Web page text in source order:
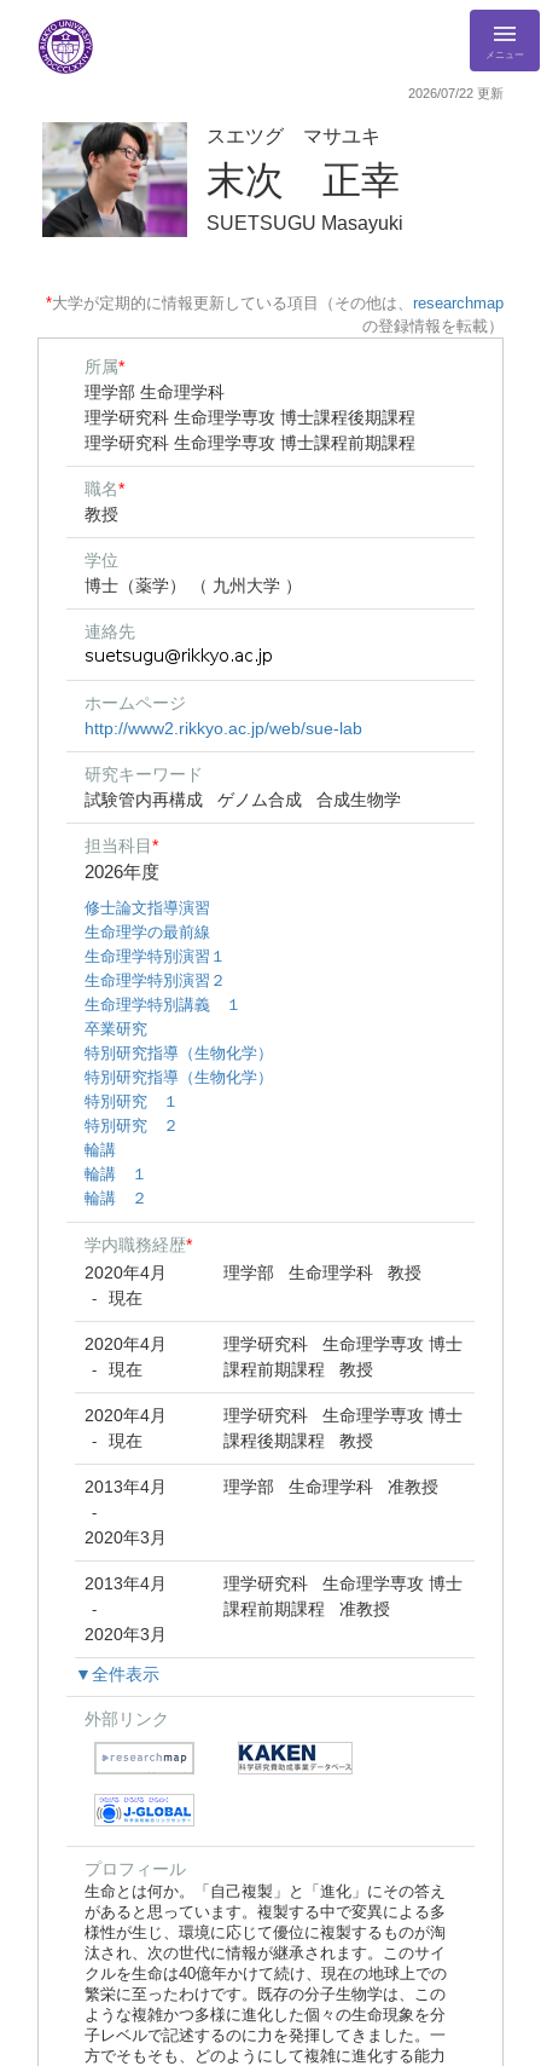
メニュー
2026/07/22 更新
スエツグ マサユキ
末次 正幸
SUETSUGU Masayuki
*大学が定期的に情報更新している項目（その他は、 researchmap
の登録情報を転載）
所属*
理学部 生命理学科
理学研究科 生命理学専攻 博士課程後期課程
理学研究科 生命理学専攻 博士課程前期課程
職名*
教授
学位
博士（薬学） （ 九州大学 ）
連絡先
ホームページ
http://www2.rikkyo.ac.jp/web/sue-lab
研究キーワード
試験管内再構成
ゲノム合成 合成生物学
担当科目*
2026年度
修士論文指導演習
生命理学の最前線
生命理学特別演習１
生命理学特別演習２
生命理学特別講義 １
卒業研究
特別研究指導（生物化学）
特別研究指導（生物化学）
特別研究 １
特別研究 ２
輪講
輪講 １
輪講 ２
学内職務経歴*
2020年4月
- 現在
理学部 生命理学科 教授
2020年4月
- 現在
理学研究科 生命理学専攻 博士
課程前期課程 教授
2020年4月
- 現在
理学研究科 生命理学専攻 博士
課程後期課程 教授
2013年4月
-
2020年3月
理学部 生命理学科 准教授
2013年4月
-
2020年3月
理学研究科 生命理学専攻 博士
課程前期課程 准教授
▼全件表示
外部リンク
プロフィール
生命とは何か。「自己複製」と「進化」にその答え
があると思っています。複製する中で変異による多
様性が生じ、環境に応じて優位に複製するものが淘
汰され、次の世代に情報が継承されます。このサイ
クルを生命は40億年かけて続け、現在の地球上での
繁栄に至ったわけです。既存の分子生物学は、この
ような複雑かつ多様に進化した個々の生命現象を分
子レベルで記述するのに力を発揮してきました。一
方でそもそも、どのようにして複雑に進化する能力